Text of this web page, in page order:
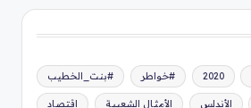
#بنت_الخطيب #خواطر 2020
اقتصاد الأمثال الشعبية الأندلس